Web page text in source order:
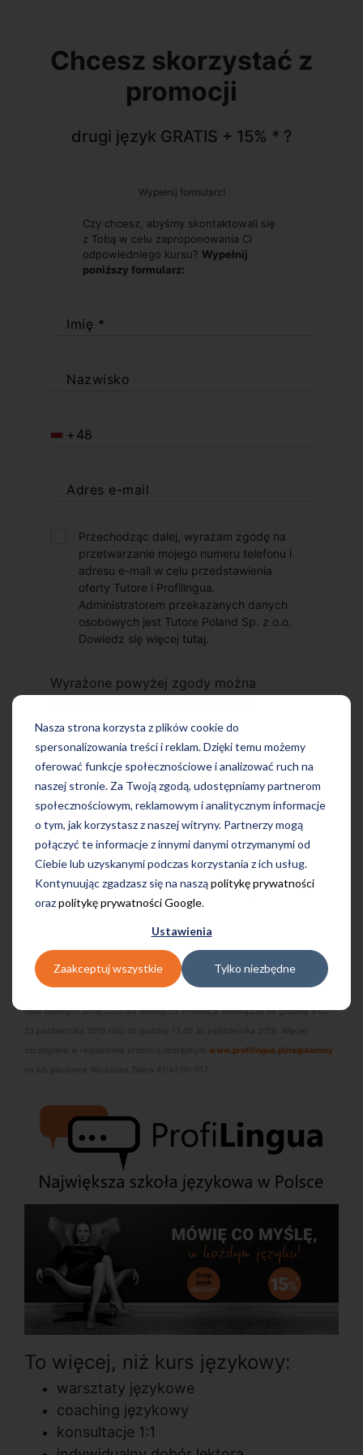
Nasza strona korzysta z plików cookie do
spersonalizowania treści i reklam. Dzięki temu możemy
oferować funkcje społecznościowe i analizować ruch na
naszej stronie. Za Twoją zgodą, udostępniamy partnerom
społecznościowym, reklamowym i analitycznym informacje
o tym, jak korzystasz z naszej witryny. Partnerzy mogą
połączyć te informacje z innymi danymi otrzymanymi od
Ciebie lub uzyskanymi podczas korzystania z ich usług.
Kontynuując zgadzasz się na nasząpolitykę prywatności
orazpolitykę prywatności Google.
Ustawienia
Zaakceptuj wszystkie Tylko niezbędne
Chcesz skorzystać z
promocji
drugi język GRATIS + 15% * ?
Wypełnij formularz!
Czy chcesz, abyśmy skontaktowali się
z Tobą w celu zaproponowania Ci
odpowiedniego kursu? Wypełnij
poniższy formularz:
Imię *
Nazwisko
+48
Adres e-mail
Przechodząc dalej, wyrażam zgodę na
przetwarzanie mojego numeru telefonu i
adresu e-mail w celu przedstawienia
oferty Tutore i Profilingua.
Administratorem przekazanych danych
osobowych jest Tutore Poland Sp. z o.o.
Dowiedz się więcej tutaj
Wyrażone powyżej zgody można
Wyślij
*Regulamin promocji
Promocja dotyczy przyznania drugiego grupowego kursu 20 godzin nauki języka
angielskiego albo niemieckiego dla dorosłych – poziom podstawowy w związku z
zawarciem rocznego grupowego kursu dla dorosłych oraz 15% rabatu
roku szkolnym 2019/2020 dla dorosłych. Promocja obowiązuje od godziny 9:00
23 października 2019 roku do godziny 13.00 30 października 2019. Więcej
szczegółów w regulaminie promocji dostępnym www.profilingua.pl/regulaminy
na lub placówce Warszawa Zielna 41/43 00-017.
To więcej, niż kurs językowy:
warsztaty językowe
coaching językowy
konsultacje 1:1